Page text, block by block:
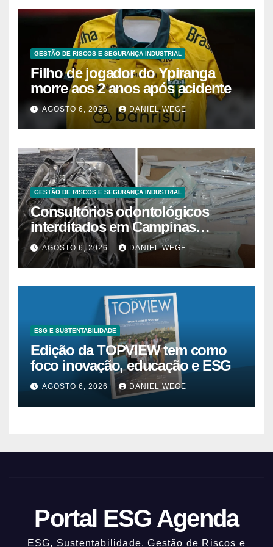
GESTÃO DE RISCOS E SEGURANÇA INDUSTRIAL
Filho de jogador do Ypiranga
morre aos 2 anos após acidente
AGOSTO 6, 2026 DANIEL WEGE
GESTÃO DE RISCOS E SEGURANÇA INDUSTRIAL
Consultórios odontológicos
interditados em Campinas
superam 2025
AGOSTO 6, 2026 DANIEL WEGE
ESG E SUSTENTABILIDADE
Edição da TOPVIEW tem como
foco inovação, educação e ESG
AGOSTO 6, 2026 DANIEL WEGE
Portal ESG Agenda
ESG, Sustentabilidade, Gestão de Riscos e